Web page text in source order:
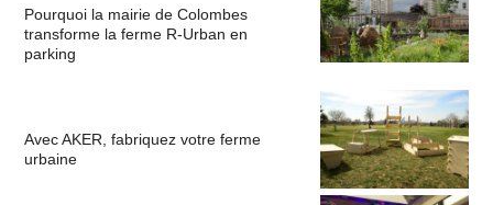
Pourquoi la mairie de Colombes
transforme la ferme R-Urban en
parking
Avec AKER, fabriquez votre ferme
urbaine